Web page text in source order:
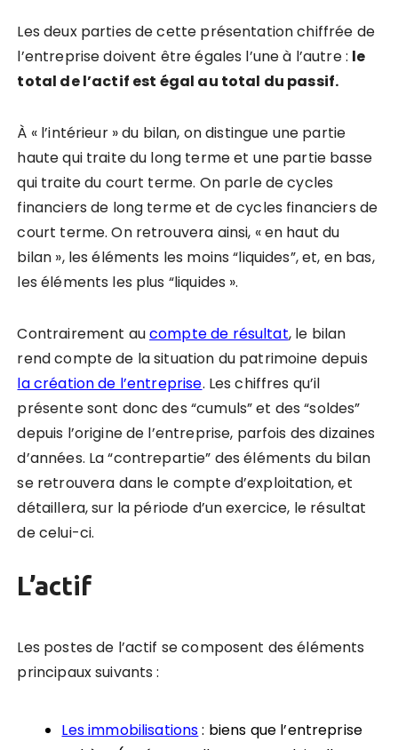
Les deux parties de cette présentation chiffrée de
l’entreprise doivent être égales l’une à l’autre : le
total de l’actif est égal au total du passif.
À « l’intérieur » du bilan, on distingue une partie
haute qui traite du long terme et une partie basse
qui traite du court terme. On parle de cycles
financiers de long terme et de cycles financiers de
court terme. On retrouvera ainsi, « en haut du
bilan », les éléments les moins “liquides”, et, en bas,
les éléments les plus “liquides ».
Contrairement aucompte de résultat, le bilan
rend compte de la situation du patrimoine depuis
la création de l’entreprise. Les chiffres qu’il
présente sont donc des “cumuls” et des “soldes”
depuis l’origine de l’entreprise, parfois des dizaines
d’années. La “contrepartie” des éléments du bilan
se retrouvera dans le compte d’exploitation, et
détaillera, sur la période d’un exercice, le résultat
de celui-ci.
L’actif
Les postes de l’actif se composent des éléments
principaux suivants :
Les immobilisations: biens que l’entreprise